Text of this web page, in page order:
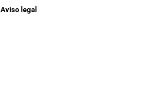
Aviso legal